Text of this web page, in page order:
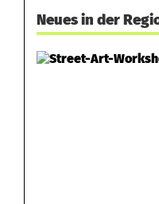
Neues in der